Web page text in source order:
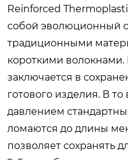
Reinforced
собой эволюционный
традиционными
короткими
заключается в
готового изделия. В
давлением
ломаются до длины
позволяет сохранять